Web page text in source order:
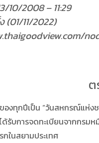
10/2008 – 11:29
(01/11/2022)
ของทุกปีเป็น “วันสหกรณ์แห่ง
รับการจดทะเบียนจากกร
นสยามประเทศ